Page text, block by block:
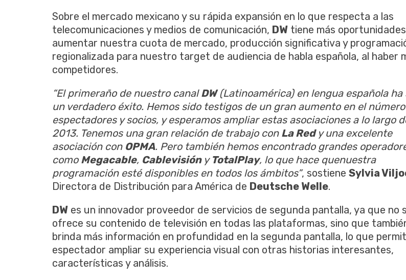
Sobre el mercado mexicano y su rápida expansión en lo que respecta a las
telecomunicaciones y medios de comunicación, DW tiene más
aumentar nuestra cuota de mercado, producción significativa y
regionalizada para nuestro target de audiencia de habla española, al haber
competidores.
“El primeraño de nuestro canalDW(Latinoamérica) en lengua española ha
un verdadero éxito. Hemos sido testigos de un gran aumento en el
espectadores y socios, y esperamos ampliar estas asociaciones a lo largo
2013. Tenemos una gran relación de trabajo con La Red y una excelente
asociación con OPMA. Pero también hemos encontrado grandes
como Megacable, Cablevisióny TotalPlay, lo que hace quenuestra
programación esté disponibles en todos los ámbitos”, sostiene Sylvia
Directora de Distribución para América de Deutsche Welle.
DW es un innovador proveedor de servicios de segunda pantalla, ya que no
ofrece su contenido de televisión en todas las plataformas, sino que
brinda más información en profundidad en la segunda pantalla, lo que
espectador ampliar su experiencia visual con otras historias interesantes,
características y análisis.